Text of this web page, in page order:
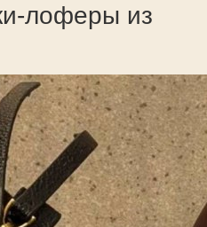
лоферы из